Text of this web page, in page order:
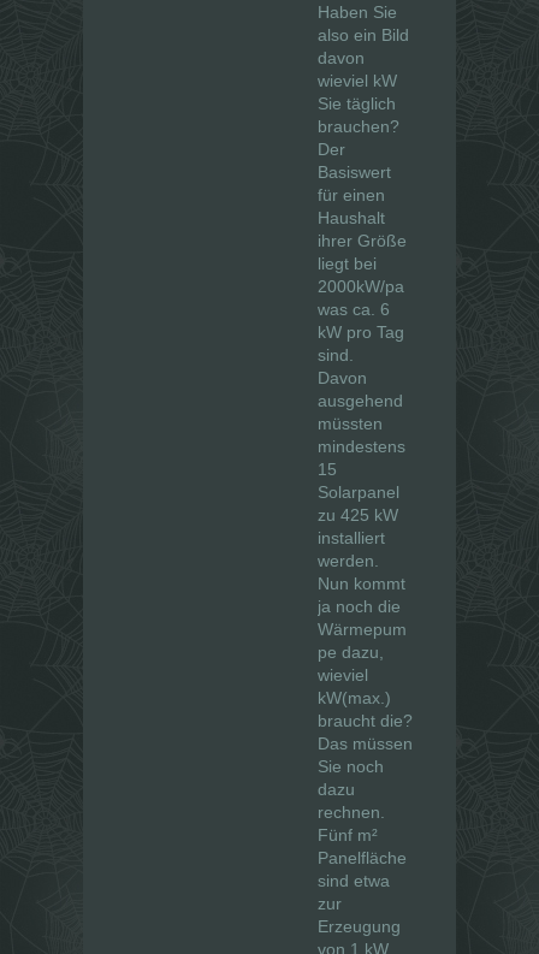
Haben Sie
also ein Bild
davon
wieviel kW
Sie täglich
brauchen?
Der
Basiswert
für einen
Haushalt
ihrer Größe
liegt bei
2000kW/pa
was ca. 6
kW pro Tag
sind.
Davon
ausgehend
müssten
mindestens
15
Solarpanel
zu 425 kW
installiert
werden.
Nun kommt
ja noch die
Wärmepum
pe dazu,
wieviel
kW(max.)
braucht die?
Das müssen
Sie noch
dazu
rechnen.
Fünf m²
Panelfläche
sind etwa
zur
Erzeugung
von 1 kW